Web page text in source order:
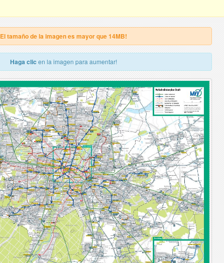
El tamaño de la imagen es mayor que 14MB!
Haga clic en la imagen para aumentar!